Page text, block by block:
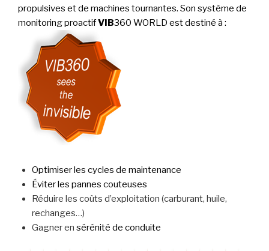
propulsives et de machines tournantes. Son système de
monitoring proactifVIB360 WORLD est destiné à :
Optimiser les cycles de maintenance
Éviter les pannes couteuses
Réduire les coûts d’exploitation (carburant, huile,
rechanges…)
Gagner en sérénité de conduite